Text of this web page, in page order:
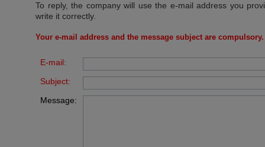
To reply, the company will use the e-mail address you
write it correctly.
Your e-mail address and the message subject are compulsory.
E-mail:
Subject:
Message: